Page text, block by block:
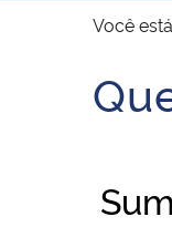
Você
Início do